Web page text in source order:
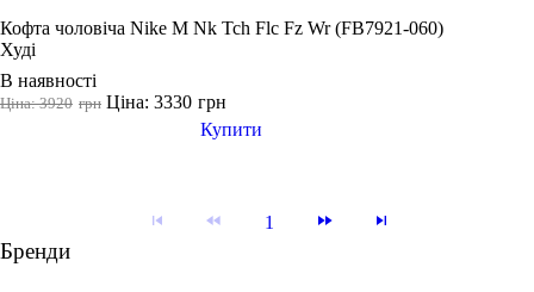
Кофта чоловіча Nike M Nk Tch Flc Fz Wr (FB7921-060)
Худі
В наявності
грн
Ціна: 3920 грн
Ціна: 3330
Купити
1
Бренди